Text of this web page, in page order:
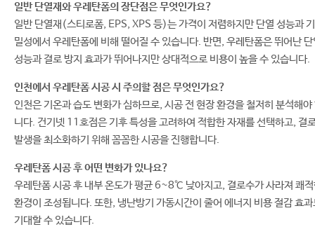
일반 단열재와 우레탄폼의 장단점은 무엇인가요?
일반 단열재(스티로폼, EPS, XPS 등)는 가격이 저렴하지만 단열 성능과 기
밀성에서 우레탄폼에 비해 떨어질 수 있습니다. 반면, 우레탄폼은 뛰어난 단
성능과 결로 방지 효과가 뛰어나지만 상대적으로 비용이 높을 수 있습니다.
인천에서 우레탄폼 시공 시 주의할 점은 무엇인가요?
인천은 기온과 습도 변화가 심하므로, 시공 전 현장 환경을 철저히 분석해야
니다. 건기넷 11호점은 기후 특성을 고려하여 적합한 자재를 선택하고, 결
발생을 최소화하기 위해 꼼꼼한 시공을 진행합니다.
우레탄폼 시공 후 어떤 변화가 있나요?
우레탄폼 시공 후 내부 온도가 평균 6~8℃ 낮아지고, 결로수가 사라져 쾌
환경이 조성됩니다. 또한, 냉난방기 가동시간이 줄어 에너지 비용 절감 효과
기대할 수 있습니다.